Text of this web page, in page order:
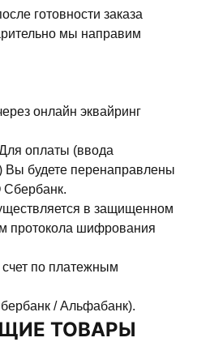
готовности заказа
мы направим
онлайн эквайринг
оплаты (ввода
Вы будете перенаправлены
в защищенном
протокола шифрования
по платежным
/ Альфабанк).
ТОВАРЫ